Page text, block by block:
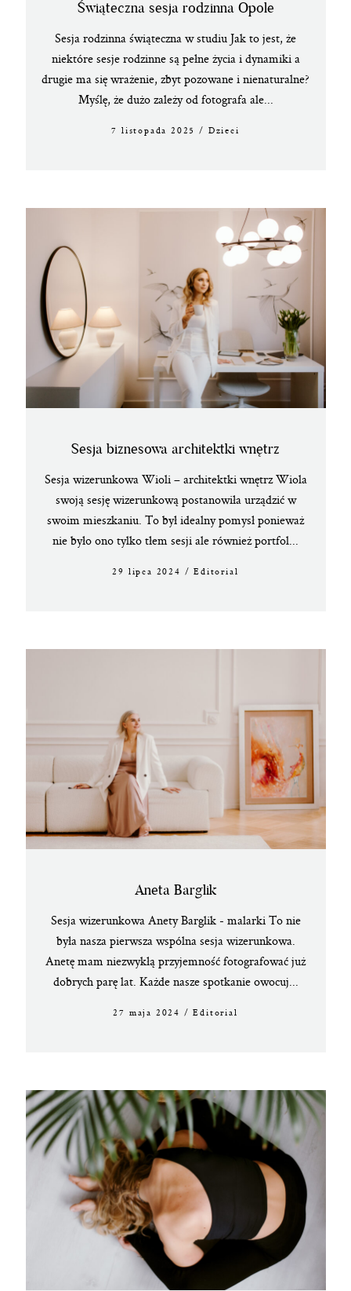
Świąteczna sesja rodzinna Opole
Sesja rodzinna świąteczna w studiu Jak to jest, że
niektóre sesje rodzinne są pełne życia i dynamiki a
drugie ma się wrażenie, zbyt pozowane i nienaturalne?
Myślę, że dużo zależy od fotografa ale...
7 listopada 2025/ Dzieci
Sesja biznesowa architektki wnętrz
Sesja wizerunkowa Wioli – architektki wnętrz Wiola
swoją sesję wizerunkową postanowiła urządzić w
swoim mieszkaniu. To był idealny pomysł ponieważ
nie było ono tylko tłem sesji ale również portfol...
29 lipca 2024 /Editorial
Aneta Barglik
Sesja wizerunkowa Anety Barglik - malarki To nie
była nasza pierwsza wspólna sesja wizerunkowa.
Anetę mam niezwykłą przyjemność fotografować już
dobrych parę lat. Każde nasze spotkanie owocuj...
27 maja 2024 /Editorial